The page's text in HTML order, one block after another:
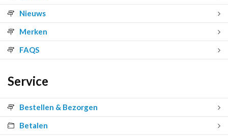
Nieuws
Merken
FAQS
Service
Bestellen & Bezorgen
Betalen